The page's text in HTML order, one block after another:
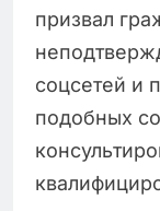
призвал
соцсетей и
подобных